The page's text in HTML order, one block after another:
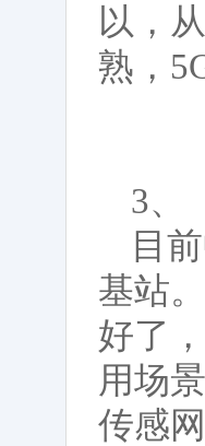
以，
熟，
3、
目
基站
好了
用场
传感